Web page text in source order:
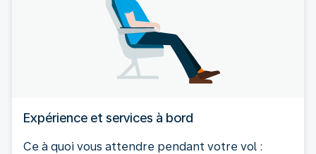
Expérience et services à bord
Ce à quoi vous attendre pendant votre vol :